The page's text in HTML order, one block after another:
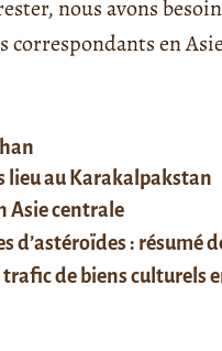
nous avons
correspondants en
lieu au Karakalpakstan
Asie centrale
: résumé
de biens culturels